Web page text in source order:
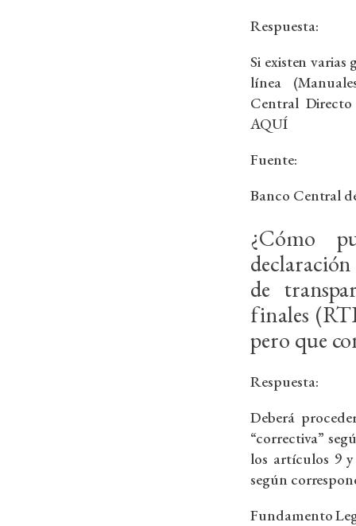
Respuesta:
Si existen varias
línea
Central
AQUÍ
Fuente:
Banco Central
¿Cómo
de
finales
pero que
Respuesta:
Deberá
“correctiva”
los artículos 9
según
Fundamento